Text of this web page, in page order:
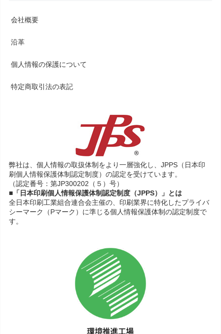
会社概要
沿革
個人情報の保護について
特定商取引法の表記
弊社は、個人情報の取扱体制をより一層強化し、JPPS（日本印
刷個人情報保護体制認定制度）の認定を受けています。
（認定番号：第JP300202（５）号）
■「日本印刷個人情報保護体制認定制度（JPPS）」とは
全日本印刷工業組合連合会主催の、印刷業界に特化したプライバ
シーマーク（Pマーク）に準じる個人情報保護体制の認定制度で
す。